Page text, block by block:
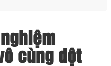
cùng dột